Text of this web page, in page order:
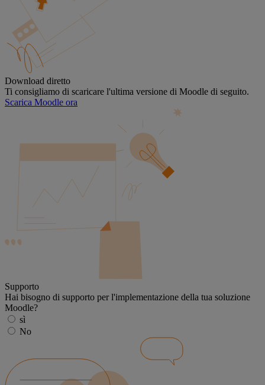
Download diretto
Ti consigliamo di scaricare l'ultima versione di Moodle di seguito.
Scarica Moodle ora
Supporto
Hai bisogno di supporto per l'implementazione della tua soluzione
Moodle?
sì
No